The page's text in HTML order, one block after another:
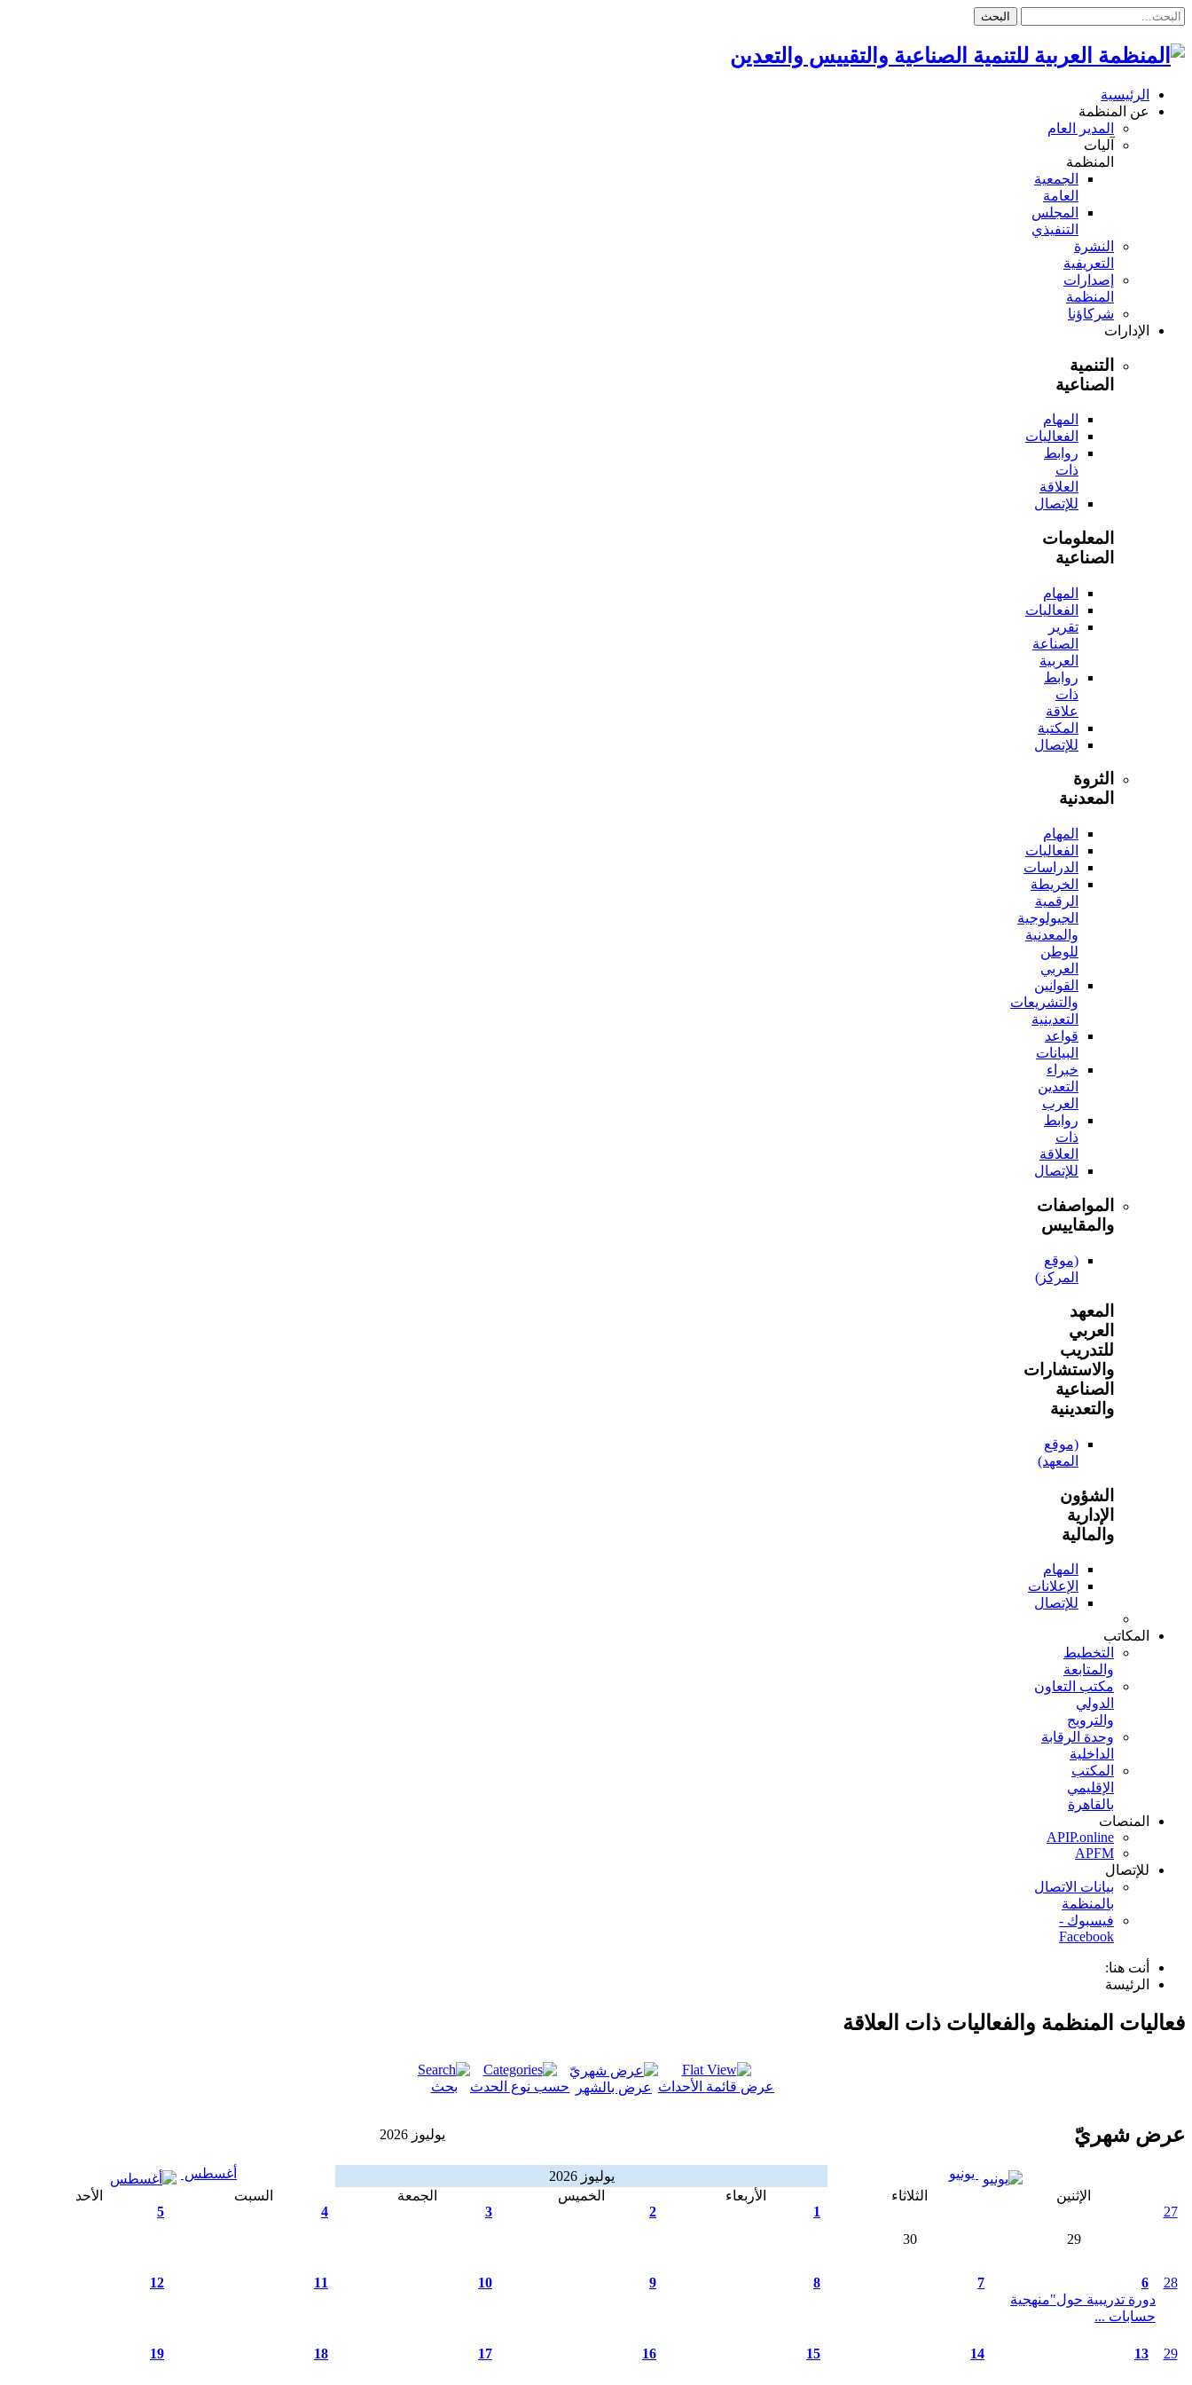
البحث
الرئيسية
عن المنظمة
المدير العام
آليات
المنظمة
الجمعية
العامة
المجلس
التنفيذي
النشرة
التعريفية
إصدارات
المنظمة
شركاؤنا
الإدارات
التنمية
الصناعية
المهام
الفعاليات
روابط
ذات
العلاقة
للإتصال
المعلومات
الصناعية
المهام
الفعاليات
تقرير
الصناعة
العربية
روابط
ذات
علاقة
المكتبة
للإتصال
الثروة
المعدنية
المهام
الفعاليات
الدراسات
الخريطة
الرقمية
الجيولوجية
والمعدنية
للوطن
العربي
القوانين
والتشريعات
التعدينية
قواعد
البيانات
خبراء
التعدين
العرب
روابط
ذات
العلاقة
للإتصال
المواصفات
والمقاييس
(موقع
المركز)
المعهد
العربي
للتدريب
والاستشارات
الصناعية
والتعدينية
(موقع
المعهد)
الشؤون
الإدارية
والمالية
المهام
الإعلانات
للإتصال
المكاتب
التخطيط
والمتابعة
مكتب التعاون
الدولي
والترويج
وحدة الرقابة
الداخلية
المكتب
الإقليمي
بالقاهرة
المنصات
APIP.online
APFM
للإتصال
بيانات الاتصال
بالمنظمة
فيسبوك -
Facebook
أنت هنا:
الرئيسة
فعاليات المنظمة والفعاليات ذات العلاقة
عرض قائمة الأحداث عرض بالشهر حسب نوع الحدث بحث
عرض شهريّ يوليوز 2026
يونيو يوليوز 2026
أغسطس
الإثنين
الثلاثاء الأربعاء الخميس الجمعة السبت
الأحد
27
29
30
1
2
3
4
5
28
6
دورة تدريبية حول"منهجية
حسابات ...
7
8
9
10
11
12
29
13
14
15
16
17
18
19